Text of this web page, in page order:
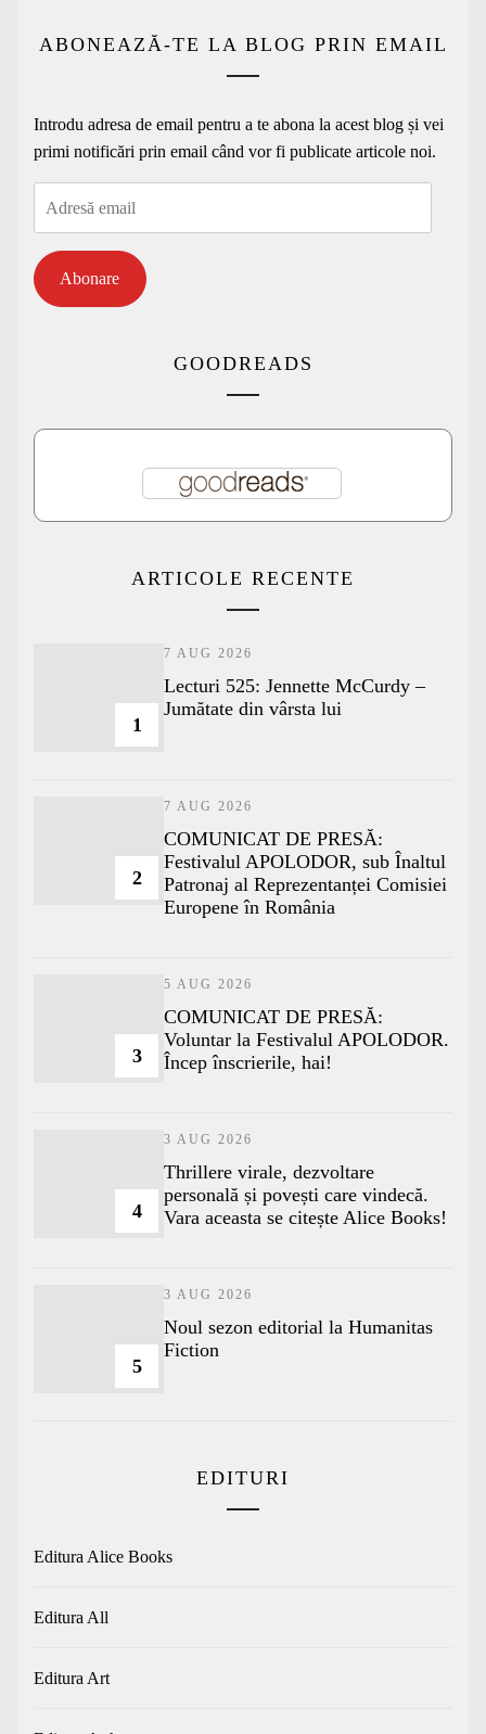
ABONEAZĂ-TE LA BLOG PRIN EMAIL
Introdu adresa de email pentru a te abona la acest blog și vei
primi notificări prin email când vor fi publicate articole noi.
Abonare
GOODREADS
ARTICOLE RECENTE
1
7 AUG 2026
Lecturi 525: Jennette McCurdy –
Jumătate din vârsta lui
2
7 AUG 2026
COMUNICAT DE PRESĂ:
Festivalul APOLODOR, sub Înaltul
Patronaj al Reprezentanței Comisiei
Europene în România
3
5 AUG 2026
COMUNICAT DE PRESĂ:
Voluntar la Festivalul APOLODOR.
Încep înscrierile, hai!
4
3 AUG 2026
Thrillere virale, dezvoltare
personală și povești care vindecă.
Vara aceasta se citește Alice Books!
5
3 AUG 2026
​Noul sezon editorial la Humanitas
Fiction
EDITURI
Editura Alice Books
Editura All
Editura Art